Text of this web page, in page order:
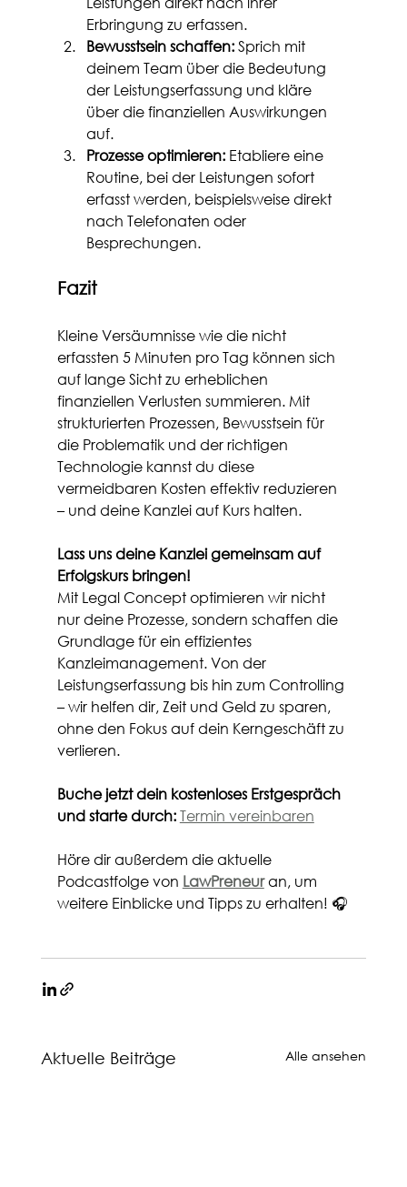
Erbringung zu erfassen.
Bewusstsein schaffen: Sprich mit
deinem Team über die Bedeutung
der Leistungserfassung und kläre
über die finanziellen Auswirkungen
auf.
Prozesse optimieren: Etabliere eine
Routine, bei der Leistungen sofort
erfasst werden, beispielsweise direkt
nach Telefonaten oder
Besprechungen.
Fazit
Kleine Versäumnisse wie die nicht
erfassten 5 Minuten pro Tag können sich
auf lange Sicht zu erheblichen
finanziellen Verlusten summieren. Mit
strukturierten Prozessen, Bewusstsein für
die Problematik und der richtigen
Technologie kannst du diese
vermeidbaren Kosten effektiv reduzieren
– und deine Kanzlei auf Kurs halten.
Lass uns deine Kanzlei gemeinsam auf
Erfolgskurs bringen!
Mit Legal Concept optimieren wir nicht
nur deine Prozesse, sondern schaffen die
Grundlage für ein effizientes
Kanzleimanagement. Von der
Leistungserfassung bis hin zum Controlling
– wir helfen dir, Zeit und Geld zu sparen,
ohne den Fokus auf dein Kerngeschäft zu
verlieren.
Buche jetzt dein kostenloses Erstgespräch
und starte durch: Termin vereinbaren
Höre dir außerdem die aktuelle
Podcastfolge von LawPreneur an, um
weitere Einblicke und Tipps zu erhalten! 🎧
Aktuelle Beiträge Alle ansehen